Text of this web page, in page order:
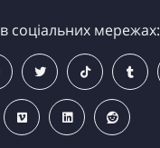
соціальних мережах: